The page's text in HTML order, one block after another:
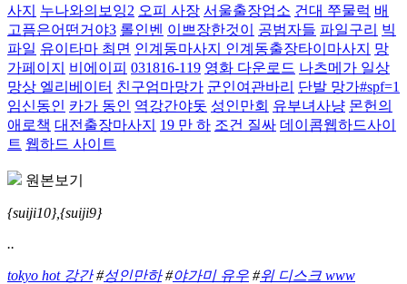
사지
누나와의보잉2 오피 사장 서울출장업소 건대 쭈물럭 배
고픔은어떤거야3 롤인벤 이쁘장한것이 공범자들 파일구리 빅
파일 유이타마 최면 인계동마사지 인계동출장타이마사지
망
가페이지
비에이피 031816-119 영화 다운로드 나츠메가 일상
망상 엘리베이터 친구엄마망가 군인여관바리 단발 망가#spf=1
임신동인 카가 동인 역강간야돗 성인만회 유부녀사냥 몬헌의
애로책 대전출장마사지 19 만 하 조건 질싸 데이콤웹하드사이
트 웹하드 사이트
원본보기
{suiji10},{suiji9}
..
tokyo hot 강간#성인만하#야가미 유우 #위 디스크 www